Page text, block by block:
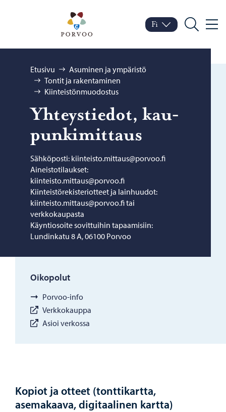
Porvoo – Siirry
Vaihda kieltä
Nykyinen kieli: Suomi
Fi
Hae
Selaa:
Etusivu
Asuminen ja ympäristö
Tontit ja rakentaminen
Kiinteistönmuodostus
Yh­teys­tie­dot, kau­
pun­ki­mit­taus
Sähköposti: kiinteisto.mittaus@porvoo.fi
Aineistotilaukset:
kiinteisto.mittaus@porvoo.fi
Kiinteistörekisteriotteet ja lainhuudot:
kiinteisto.mittaus@porvoo.fi tai
verkkokaupasta
Käyntiosoite sovittuihin tapaamisiin:
Lundinkatu 8 A, 06100 Porvoo
Oikopolut
Porvoo-info
Verkkokauppa
Asioi verkossa
Kopiot ja otteet (tonttikartta,
asemakaava, digitaalinen kartta)